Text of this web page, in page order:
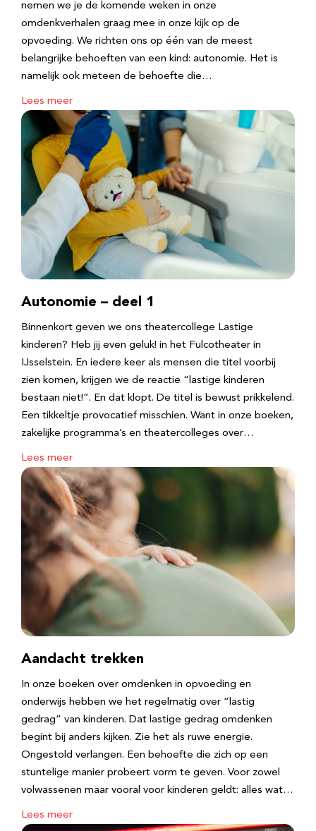
nemen we je de komende weken in onze
omdenkverhalen graag mee in onze kijk op de
opvoeding. We richten ons op één van de meest
belangrijke behoeften van een kind: autonomie. Het is
namelijk ook meteen de behoefte die…
Lees meer
Autonomie – deel 1
Binnenkort geven we ons theatercollege Lastige
kinderen? Heb jij even geluk! in het Fulcotheater in
IJsselstein. En iedere keer als mensen die titel voorbij
zien komen, krijgen we de reactie “lastige kinderen
bestaan niet!”. En dat klopt. De titel is bewust prikkelend.
Een tikkeltje provocatief misschien. Want in onze boeken,
zakelijke programma’s en theatercolleges over…
Lees meer
Aandacht trekken
In onze boeken over omdenken in opvoeding en
onderwijs hebben we het regelmatig over “lastig
gedrag” van kinderen. Dat lastige gedrag omdenken
begint bij anders kijken. Zie het als ruwe energie.
Ongestold verlangen. Een behoefte die zich op een
stuntelige manier probeert vorm te geven. Voor zowel
volwassenen maar vooral voor kinderen geldt: alles wat…
Lees meer